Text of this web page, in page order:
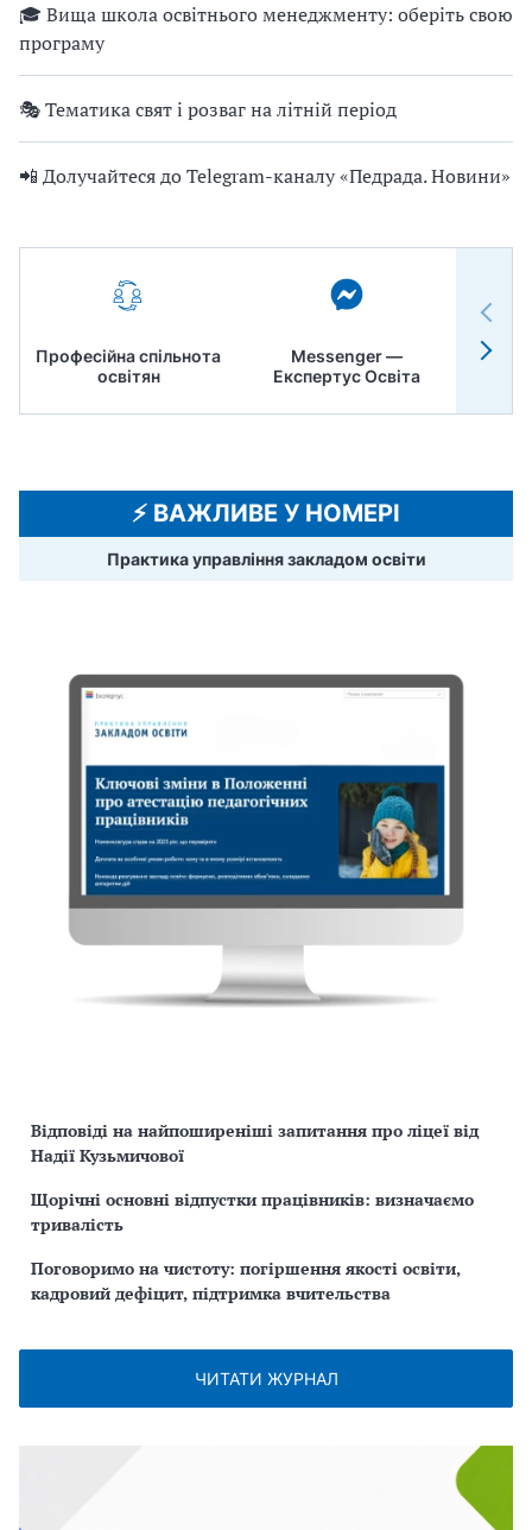
🎓 Вища школа освітнього менеджменту: оберіть свою
програму
🎭 Тематика свят і розваг на літній період
📲 Долучайтеся до Telegram-каналу «Педрада. Новини»
Професійна спільнота
освітян
Messenger —
Експертус Освіта
⚡️ ВАЖЛИВЕ У НОМЕРІ
Практика управління закладом освіти
Відповіді на найпоширеніші запитання про ліцеї від
Надії Кузьмичової
Щорічні основні відпустки працівників: визначаємо
тривалість
Поговоримо на чистоту: погіршення якості освіти,
кадровий дефіцит, підтримка вчительства
ЧИТАТИ ЖУРНАЛ